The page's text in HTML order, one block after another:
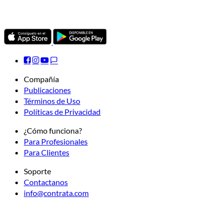
Compañía
Publicaciones
Términos de Uso
Políticas de Privacidad
¿Cómo funciona?
Para Profesionales
Para Clientes
Soporte
Contactanos
info@contrata.com